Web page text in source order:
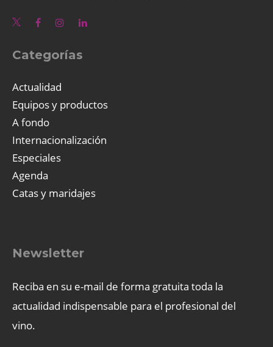
Categorías
Actualidad
Equipos y productos
A fondo
Internacionalización
Especiales
Agenda
Catas y maridajes
Newsletter
Reciba en su e-mail de forma gratuita toda la
actualidad indispensable para el profesional del
vino.